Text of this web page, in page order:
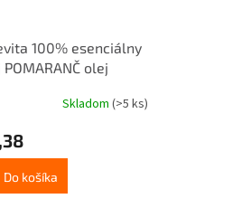
100% esenciálny
olej
Skladom(>5 ks)
Do košíka